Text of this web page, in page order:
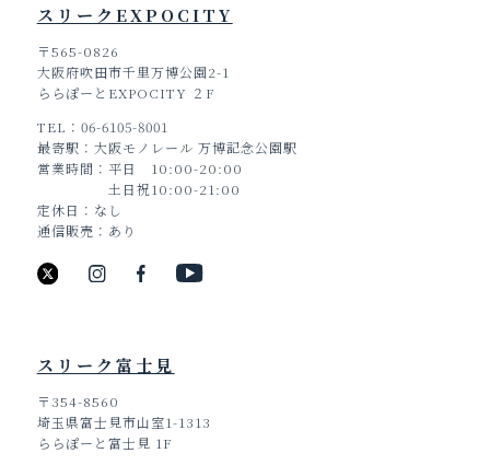
スリークEXPOCITY
〒565-0826
大阪府吹田市千里万博公園2-1
ららぽーとEXPOCITY ２F
TEL
06-6105-8001
最寄駅
大阪モノレール 万博記念公園駅
営業時間
平日 10:00-20:00
土日祝10:00-21:00
定休日
なし
通信販売
あり
スリーク富士見
〒354-8560
埼玉県富士見市山室1-1313
ららぽーと富士見 1F